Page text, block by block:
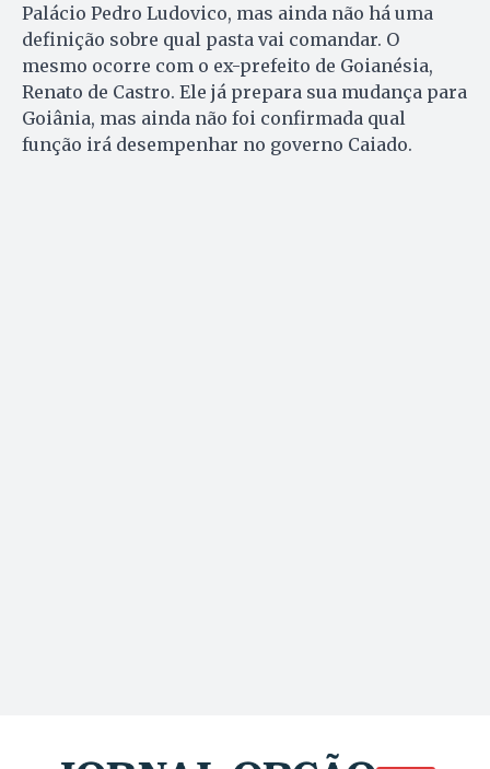
Palácio Pedro Ludovico, mas ainda não há uma
definição sobre qual pasta vai comandar. O
mesmo ocorre com o ex-prefeito de Goianésia,
Renato de Castro. Ele já prepara sua mudança para
Goiânia, mas ainda não foi confirmada qual
função irá desempenhar no governo Caiado.